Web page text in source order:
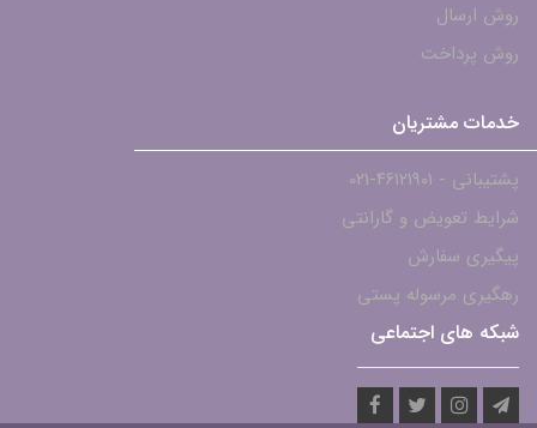
روش ارسال
روش پرداخت
خدمات مشتریان
پشتیبانی - ۴۶۱۲۱۹۰۱-021
شرایط تعویض و گارانتی
پیگیری سفارش
رهگیری مرسوله پستی
شبکه های اجتماعی